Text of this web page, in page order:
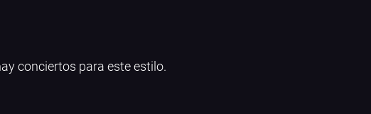
conciertos para este estilo.